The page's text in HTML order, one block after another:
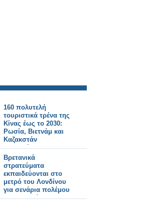
160 πολυτελή
τουριστικά τρένα της
Κίνας έως το 2030:
Ρωσία, Βιετνάμ και
Καζακστάν
συμμετέχουν στην
τεράστια επέκταση
των σιδηροδρόμων.
Βρετανικά
στρατεύματα
εκπαιδεύονται στο
μετρό του Λονδίνου
για σενάρια πολέμου
με τη Ρωσία!